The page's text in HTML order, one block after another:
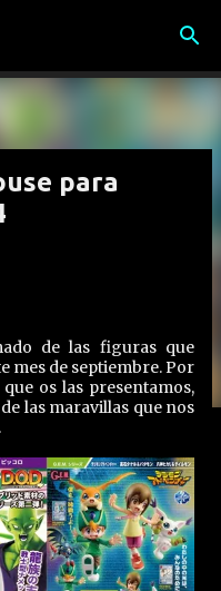
para
de las figuras que
mes de septiembre. Por
os las presentamos,
las maravillas que nos